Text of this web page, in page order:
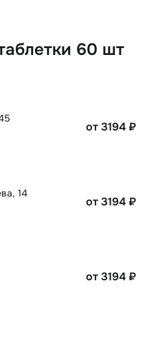
60 шт
от 3194₽
14
от 3194₽
от 3194₽